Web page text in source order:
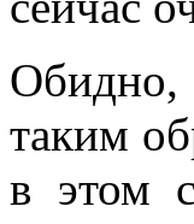
Обидно,
таким
в этом